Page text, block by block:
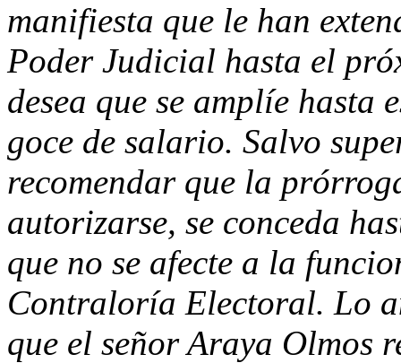
manifiesta que le han
Poder Judicial hasta el
desea que se amplíe hasta
goce de salario. Salvo
recomendar que la
autorizarse, se conceda
que no se afecte a la
Contraloría Electoral. Lo
que el señor Araya Olmos